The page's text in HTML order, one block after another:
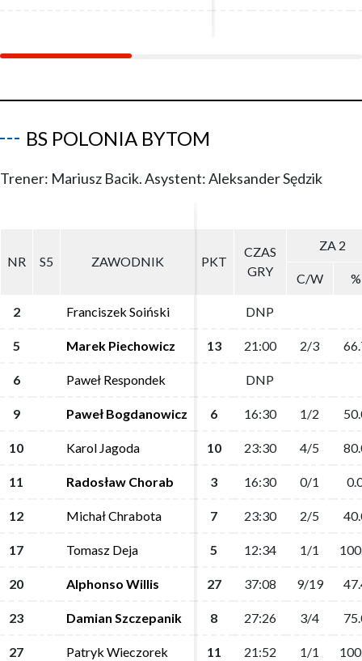
BS POLONIA BYTOM
Trener: Mariusz Bacik. Asystent: Aleksander Sędzik
NR S5 ZAWODNIK PKT
CZAS
GRY
ZA 2
C/W %
2 Franciszek Soiński DNP
5 Marek Piechowicz 13 21:00 2/3
6 Paweł Respondek DNP
9 Paweł Bogdanowicz 6 16:30 1/2
10 Karol Jagoda 10 23:30 4/5
11 Radosław Chorab 3 16:30 0/1
12 Michał Chrabota 7 23:30 2/5
17 Tomasz Deja 5 12:34 1/1
20 Alphonso Willis 27 37:08 9/19
23 Damian Szczepanik 8 27:26 3/4
27 Patryk Wieczorek 11 21:52 1/1
NR S5 ZAWODNIK PKT
CZAS
GRY
ZA 2
C/W %
2 Franciszek Soiński DNP
5 Marek Piechowicz 13 21:00 2/3
6 Paweł Respondek DNP
9 Paweł Bogdanowicz 6 16:30 1/2
10 Karol Jagoda 10 23:30 4/5
11 Radosław Chorab 3 16:30 0/1
12 Michał Chrabota 7 23:30 2/5
17 Tomasz Deja 5 12:34 1/1
20 Alphonso Willis 27 37:08 9/19
23 Damian Szczepanik 8 27:26 3/4
27 Patryk Wieczorek 11 21:52 1/1